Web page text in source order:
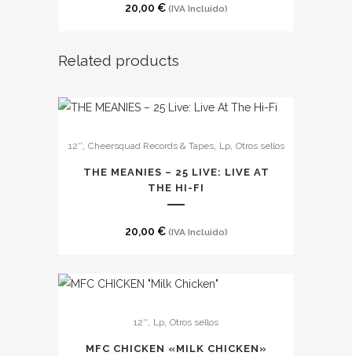
20,00 € (IVA Incluido)
Related products
12'' Cheersquad Records & Tapes, Lp, Otros sellos
THE MEANIES – 25 LIVE: LIVE AT
THE HI-FI
20,00 € (IVA Incluido)
12'' Lp Otros sellos
MFC CHICKEN «MILK CHICKEN»